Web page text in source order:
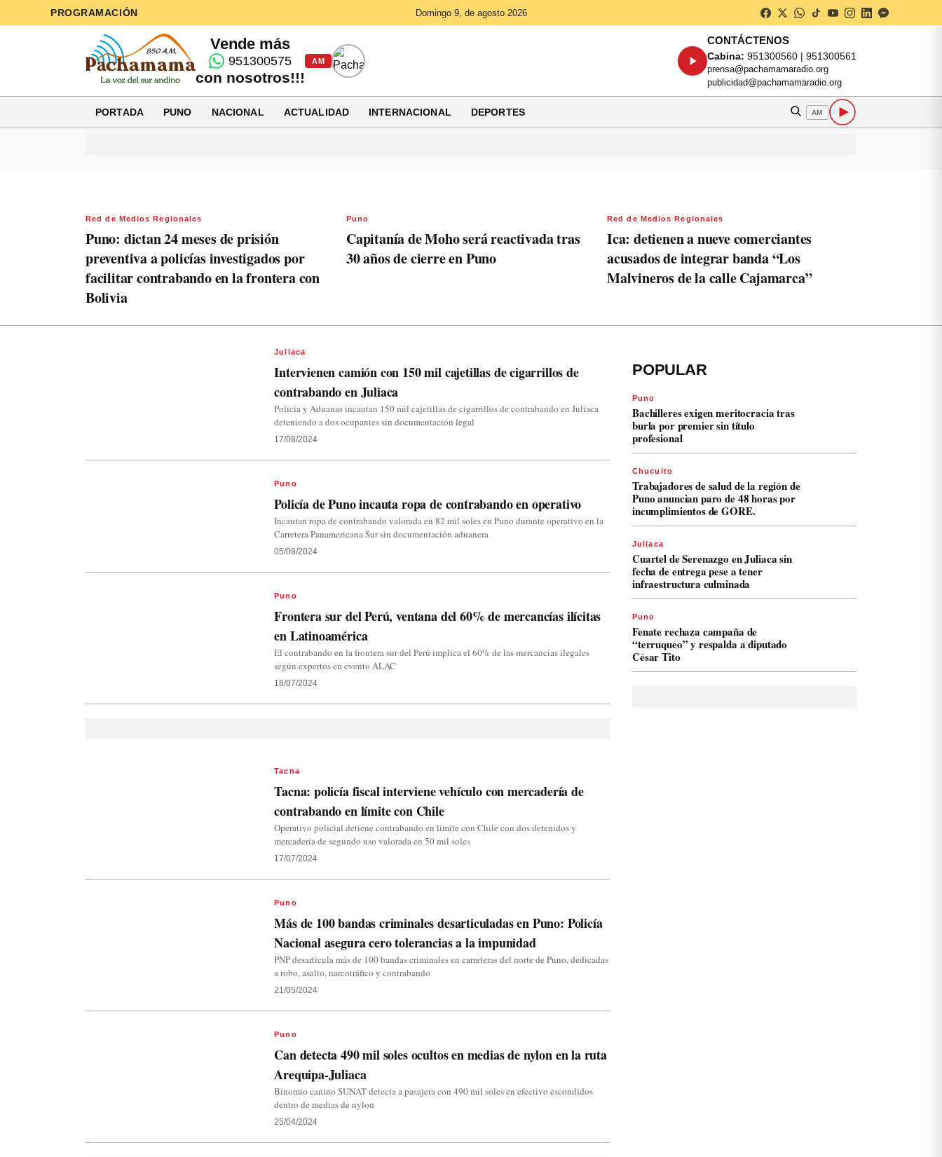
PROGRAMACIÓN Domingo 9, de agosto 2026
Vende más
951300575
con nosotros!!!
AM
CONTÁCTENOS
Cabina: 951300560 | 951300561
prensa@pachamamaradio.org
publicidad@pachamamaradio.org
PORTADA PUNO NACIONAL ACTUALIDAD INTERNACIONAL DEPORTES AM
Red de Medios Regionales
Puno: dictan 24 meses de prisión
preventiva a policías investigados por
facilitar contrabando en la frontera con
Bolivia
Puno
Capitanía de Moho será reactivada tras
30 años de cierre en Puno
Red de Medios Regionales
Ica: detienen a nueve comerciantes
acusados de integrar banda “Los
Malvineros de la calle Cajamarca”
Juliaca
Intervienen camión con 150 mil cajetillas de cigarrillos de
contrabando en Juliaca
Policía y Aduanas incautan 150 mil cajetillas de cigarrillos de contrabando en Juliaca
deteniendo a dos ocupantes sin documentación legal
17/08/2024
Puno
Policía de Puno incauta ropa de contrabando en operativo
Incautan ropa de contrabando valorada en 82 mil soles en Puno durante operativo en la
Carretera Panamericana Sur sin documentación aduanera
05/08/2024
Puno
Frontera sur del Perú, ventana del 60% de mercancías ilícitas
en Latinoamérica
El contrabando en la frontera sur del Perú implica el 60% de las mercancías ilegales
según expertos en evento ALAC
18/07/2024
Tacna
Tacna: policía fiscal interviene vehículo con mercadería de
contrabando en límite con Chile
Operativo policial detiene contrabando en límite con Chile con dos detenidos y
mercadería de segundo uso valorada en 50 mil soles
17/07/2024
Puno
Más de 100 bandas criminales desarticuladas en Puno: Policía
Nacional asegura cero tolerancias a la impunidad
PNP desarticula más de 100 bandas criminales en carreteras del norte de Puno, dedicadas
a robo, asalto, narcotráfico y contrabando
21/05/2024
Puno
Can detecta 490 mil soles ocultos en medias de nylon en la ruta
Arequipa-Juliaca
Binomio canino SUNAT detecta a pasajera con 490 mil soles en efectivo escondidos
dentro de medias de nylon
25/04/2024
POPULAR
Puno
Bachilleres exigen meritocracia tras
burla por premier sin título
profesional
Chucuito
Trabajadores de salud de la región de
Puno anuncian paro de 48 horas por
incumplimientos de GORE.
Juliaca
Cuartel de Serenazgo en Juliaca sin
fecha de entrega pese a tener
infraestructura culminada
Puno
Fenate rechaza campaña de
“terruqueo” y respalda a diputado
César Tito